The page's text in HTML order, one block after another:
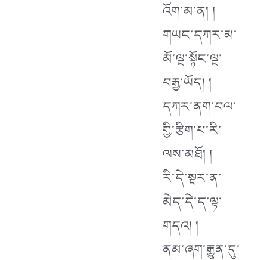
འོག་མ་ན། །
གཡང་དཀར་མ་
མོ་ལྔ་སྟོང་ལྔ་
བརྒྱ་ཡོད། །
དཀར་ནག་བལ་
གྱི་རྩིག་པ་རི་
ལས་མཐོ། །
རི་དེ་སྔར་ན་
མེད་དེ་ད་ལྟ་
གདའ། །
ནམ་ཞག་རྒྱུན་དུ་